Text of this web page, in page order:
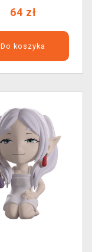
64 zł
Do koszyka